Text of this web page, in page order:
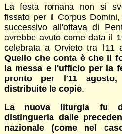
La festa romana non si
fissato per il Corpus
successivo all'ottava di
avrebbe avuto come data il
celebrata a Orvieto tra l'11
Quello che conta è che il
la messa e l'ufficio per la
pronto per l'11
distribuite le copie.
La nuova liturgia fu
distinguerla dalle
nazionale (come nel